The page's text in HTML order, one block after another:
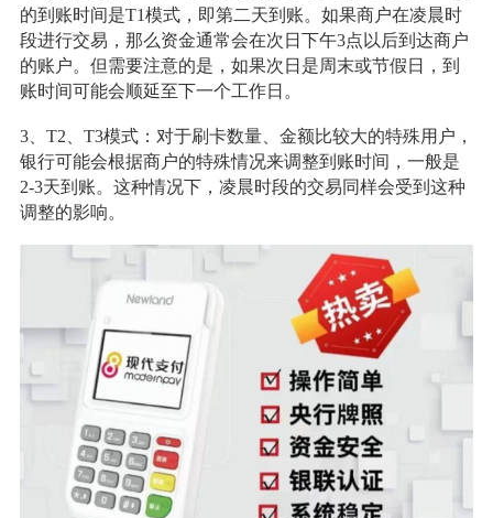
的到账时间是T1模式，即第二天到账。如果商户在凌晨时
段进行交易，那么资金通常会在次日下午3点以后到达商户
的账户。但需要注意的是，如果次日是周末或节假日，到
账时间可能会顺延至下一个工作日。
3、T2、T3模式：对于刷卡数量、金额比较大的特殊用户，
银行可能会根据商户的特殊情况来调整到账时间，一般是
2-3天到账。这种情况下，凌晨时段的交易同样会受到这种
调整的影响。